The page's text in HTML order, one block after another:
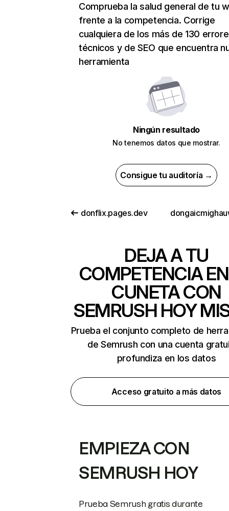
Comprueba la salud general de tu
frente a la competencia. Corrige
cualquiera de los más de 130
técnicos y de SEO que encuentra
herramienta
Ningún resultado
No tenemos datos que mostrar.
Consigue tu auditoría →
donflix.pages.dev
DEJA A TU
COMPETENCIA
CUNETA CON
SEMRUSH HOY
Prueba el conjunto completo de
de Semrush con una cuenta
profundiza en los datos
Acceso gratuito a más datos
EMPIEZA CON
SEMRUSH HOY
Prueba Semrush gratis durante